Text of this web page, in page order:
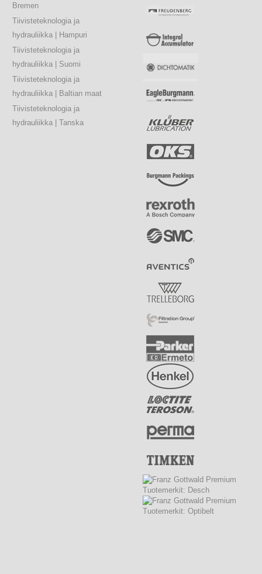
Bremen
Tiivisteteknologia ja
hydrauliikka | Hampuri
Tiivisteteknologia ja
hydrauliikka | Suomi
Tiivisteteknologia ja
hydrauliikka | Baltian maat
Tiivisteteknologia ja
hydrauliikka | Tanska